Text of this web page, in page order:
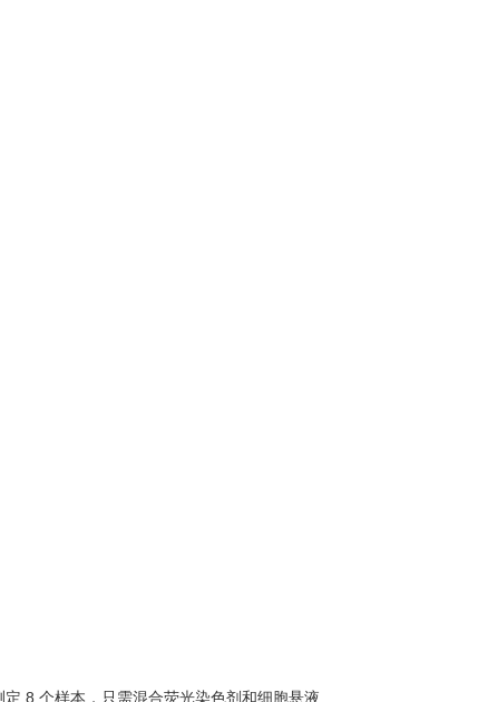
8 个样本，只需混合荧光染色剂和细胞悬液